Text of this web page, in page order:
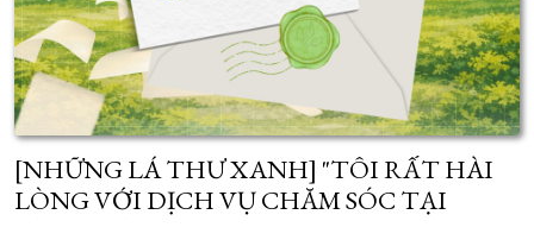
[NHỮNG LÁ THƯ XANH] "TÔI RẤT HÀI
LÒNG VỚI DỊCH VỤ CHĂM SÓC TẠI